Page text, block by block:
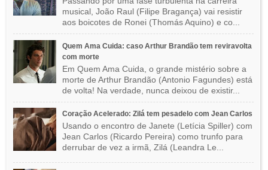
musical, João Raul (Filipe Bragança) vai resistir
aos boicotes de Ronei (Thomás Aquino) e co...
Quem Ama Cuida: caso Arthur Brandão tem reviravolta
com morte
Em Quem Ama Cuida, o grande mistério sobre a
morte de Arthur Brandão (Antonio Fagundes) está
de volta! Na verdade, nunca deixou de existir...
Coração Acelerado: Zilá tem pesadelo com Jean Carlos
Usando o encontro de Janete (Letícia Spiller) com
Jean Carlos (Ricardo Pereira) como trunfo para
derrubar de vez a irmã, Zilá (Leandra Le...